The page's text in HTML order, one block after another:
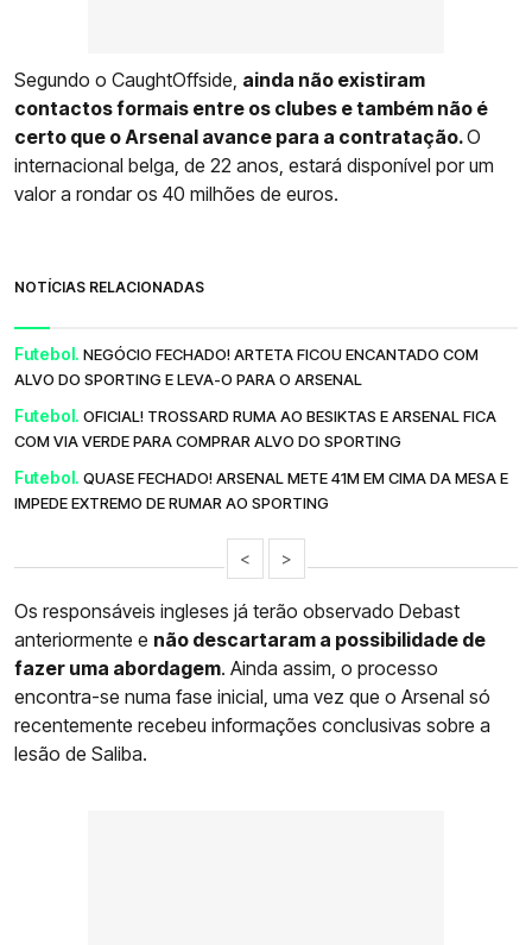
Segundo o CaughtOffside, ainda não existiram
contactos formais entre os clubes e também não é
certo que o Arsenal avance para a contratação.O
internacional belga, de 22 anos, estará disponível por um
valor a rondar os 40 milhões de euros.
NOTÍCIAS RELACIONADAS
Futebol. NEGÓCIO FECHADO! ARTETA FICOU ENCANTADO COM
ALVO DO SPORTING E LEVA-O PARA O ARSENAL
Futebol. OFICIAL! TROSSARD RUMA AO BESIKTAS E ARSENAL FICA
COM VIA VERDE PARA COMPRAR ALVO DO SPORTING
Futebol. QUASE FECHADO! ARSENAL METE 41M EM CIMA DA MESA E
IMPEDE EXTREMO DE RUMAR AO SPORTING
< >
Os responsáveis ingleses já terão observado Debast
anteriormente e não descartaram a possibilidade de
fazer uma abordagem. Ainda assim, o processo
encontra-se numa fase inicial, uma vez que o Arsenal só
recentemente recebeu informações conclusivas sobre a
lesão de Saliba.